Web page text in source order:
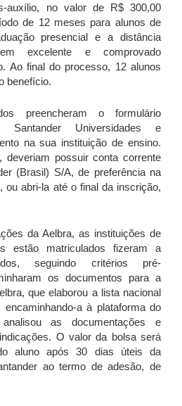
auxílio, no valor de R$ 300,00
de 12 meses para alunos de
presencial e a distância
excelente e comprovado
Ao final do processo, 12 alunos
benefício.
preencheram o formulário
Universidades e
na sua instituição de ensino.
deveriam possuir conta corrente
(Brasil) S/A, de preferência na
ou abri-la até o final da inscrição,
da Aelbra, as instituições de
estão matriculados fizeram a
seguindo critérios pré-
os documentos para a
que elaborou a lista nacional
a à plataforma do
as documentações e
O valor da bolsa será
aluno após 30 dias úteis da
ao termo de adesão, de